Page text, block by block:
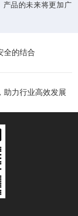
产品的未来将更加广
全的结合
助力行业高效发展